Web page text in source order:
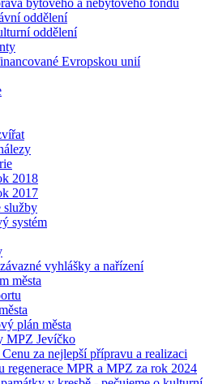
bytového a nebytového fondu
oddělení
oddělení
Evropskou unií
2018
2017
služby
systém
vyhlášky a nařízení
města
plán města
MPZ Jevíčko
Cenu za nejlepší přípravu a realizaci
regenerace MPR a MPZ za rok 2024